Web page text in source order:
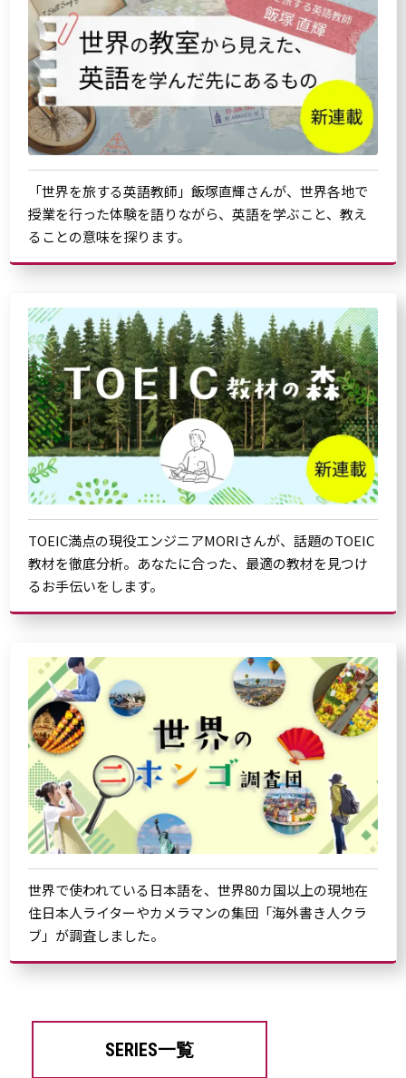
「世界を旅する英語教師」飯塚直輝さんが、世界各地で
授業を行った体験を語りながら、英語を学ぶこと、教え
ることの意味を探ります。
TOEIC満点の現役エンジニアMORIさんが、話題のTOEIC
教材を徹底分析。あなたに合った、最適の教材を見つけ
るお手伝いをします。
世界で使われている日本語を、世界80カ国以上の現地在
住日本人ライターやカメラマンの集団「海外書き人クラ
ブ」が調査しました。
SERIES一覧